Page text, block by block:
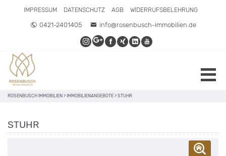
IMPRESSUM DATENSCHUTZ AGB WIDERRUFSBELEHRUNG
0421-2401405 info@rosenbusch-immobilien.de
ROSENBUSCH IMMOBILIEN > IMMOBILIENANGEBOTE > STUHR
STUHR